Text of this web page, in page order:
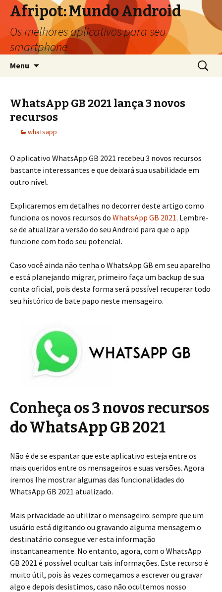
Afripot: Mundo Android
Os melhores aplicativos para seu
smartphone
Menu
por:
WhatsApp GB 2021 lança 3 novos
recursos
whatsapp
O aplicativo WhatsApp GB 2021 recebeu 3 novos recursos
bastante interessantes e que deixará sua usabilidade em
outro nível.
Explicaremos em detalhes no decorrer deste artigo como
funciona os novos recursos do WhatsApp GB 2021. Lembre-
se de atualizar a versão do seu Android para que o app
funcione com todo seu potencial.
Caso você ainda não tenha o WhatsApp GB em seu aparelho
e está planejando migrar, primeiro faça um backup de sua
conta oficial, pois desta forma será possível recuperar todo
seu histórico de bate papo neste mensageiro.
Conheça os 3 novos recursos
do WhatsApp GB 2021
Não é de se espantar que este aplicativo esteja entre os
mais queridos entre os mensageiros e suas versões. Agora
iremos lhe mostrar algumas das funcionalidades do
WhatsApp GB 2021 atualizado.
Mais privacidade ao utilizar o mensageiro: sempre que um
usuário está digitando ou gravando alguma mensagem o
destinatário consegue ver esta informação
instantaneamente. No entanto, agora, com o WhatsApp
GB 2021 é possível ocultar tais informações. Este recurso é
muito útil, pois às vezes começamos a escrever ou gravar
algo e depois desistimos, caso não ocultemos nosso